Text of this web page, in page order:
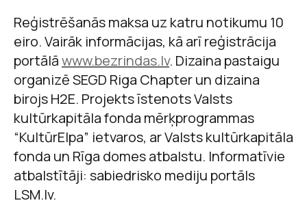
Reģistrēšanās maksa uz katru notikumu 10
eiro. Vairāk informācijas, kā arī reģistrācija
portālāwww.bezrindas.lv. Dizaina pastaigu
organizē SEGD Riga Chapter un dizaina
birojs H2E. Projekts īstenots Valsts
kultūrkapitāla fonda mērķprogrammas
“KultūrElpa” ietvaros, ar Valsts kultūrkapitāla
fonda un Rīga domes atbalstu. Informatīvie
atbalstītāji: sabiedrisko mediju portāls
LSM.lv.